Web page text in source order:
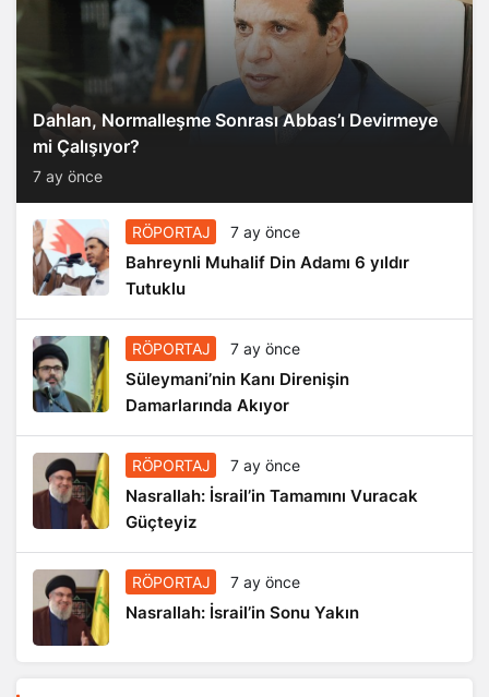
Dahlan, Normalleşme Sonrası Abbas’ı Devirmeye
mi Çalışıyor?
7 ay önce
RÖPORTAJ 7 ay önce
Bahreynli Muhalif Din Adamı 6 yıldır
Tutuklu
RÖPORTAJ 7 ay önce
Süleymani’nin Kanı Direnişin
Damarlarında Akıyor
RÖPORTAJ 7 ay önce
Nasrallah: İsrail’in Tamamını Vuracak
Güçteyiz
RÖPORTAJ 7 ay önce
Nasrallah: İsrail’in Sonu Yakın